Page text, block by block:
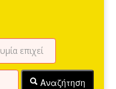
Αναζήτηση